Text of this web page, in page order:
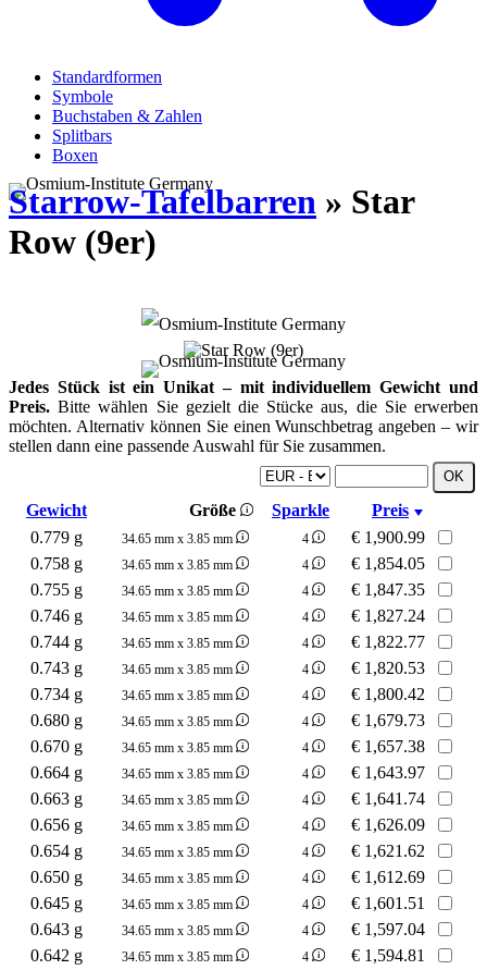
Standardformen
Symbole
Buchstaben & Zahlen
Splitbars
Boxen
Starrow-Tafelbarren » Star
Row (9er)
Jedes Stück ist ein Unikat – mit individuellem Gewicht und
Preis. Bitte wählen Sie gezielt die Stücke aus, die Sie erwerben
möchten. Alternativ können Sie einen Wunschbetrag angeben – wir
stellen dann eine passende Auswahl für Sie zusammen.
Gewicht Größe Sparkle
Preis
0.779 g
34.65 mm x 3.85 mm 4 € 1,900.99
0.758 g
34.65 mm x 3.85 mm 4 € 1,854.05
0.755 g
34.65 mm x 3.85 mm 4 € 1,847.35
0.746 g
34.65 mm x 3.85 mm 4 € 1,827.24
0.744 g
34.65 mm x 3.85 mm 4 € 1,822.77
0.743 g
34.65 mm x 3.85 mm 4 € 1,820.53
0.734 g
34.65 mm x 3.85 mm 4 € 1,800.42
0.680 g
34.65 mm x 3.85 mm 4 € 1,679.73
0.670 g
34.65 mm x 3.85 mm 4 € 1,657.38
0.664 g
34.65 mm x 3.85 mm 4 € 1,643.97
0.663 g
34.65 mm x 3.85 mm 4 € 1,641.74
0.656 g
34.65 mm x 3.85 mm 4 € 1,626.09
0.654 g
34.65 mm x 3.85 mm 4 € 1,621.62
0.650 g
34.65 mm x 3.85 mm 4 € 1,612.69
0.645 g
34.65 mm x 3.85 mm 4 € 1,601.51
0.643 g
34.65 mm x 3.85 mm 4 € 1,597.04
0.642 g
34.65 mm x 3.85 mm 4 € 1,594.81